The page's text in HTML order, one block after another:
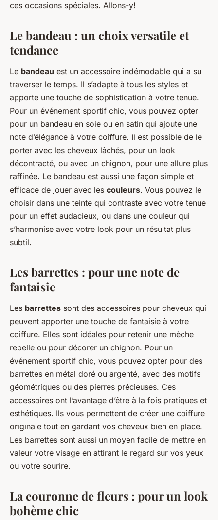
ces occasions spéciales. Allons-y!
Le bandeau : un choix versatile et
tendance
Le bandeau est un accessoire indémodable qui a su
traverser le temps. Il s’adapte à tous les styles et
apporte une touche de sophistication à votre tenue.
Pour un événement sportif chic, vous pouvez opter
pour un bandeau en soie ou en satin qui ajoute une
note d’élégance à votre coiffure. Il est possible de le
porter avec les cheveux lâchés, pour un look
décontracté, ou avec un chignon, pour une allure plus
raffinée. Le bandeau est aussi une façon simple et
efficace de jouer avec les couleurs. Vous pouvez le
choisir dans une teinte qui contraste avec votre tenue
pour un effet audacieux, ou dans une couleur qui
s’harmonise avec votre look pour un résultat plus
subtil.
Les barrettes : pour une note de
fantaisie
Les barrettes sont des accessoires pour cheveux qui
peuvent apporter une touche de fantaisie à votre
coiffure. Elles sont idéales pour retenir une mèche
rebelle ou pour décorer un chignon. Pour un
événement sportif chic, vous pouvez opter pour des
barrettes en métal doré ou argenté, avec des motifs
géométriques ou des pierres précieuses. Ces
accessoires ont l’avantage d’être à la fois pratiques et
esthétiques. Ils vous permettent de créer une coiffure
originale tout en gardant vos cheveux bien en place.
Les barrettes sont aussi un moyen facile de mettre en
valeur votre visage en attirant le regard sur vos yeux
ou votre sourire.
La couronne de fleurs : pour un look
bohème chic